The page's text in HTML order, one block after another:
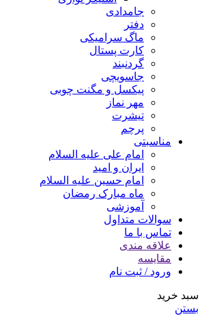
جامدادی
دفتر
ماگ سرامیکی
کارت پستال
گردنبند
جاسویچی
پیکسل و مگنت چوبی
مهر نماز
تیشرت
پرچم
مناسبتی
امام علی علیه السلام
ایران و امید
امام حسین علیه السلام
ماه مبارک رمضان
آموزشی
سوالات متداول
تماس با ما
علاقه مندی
مقایسه
ورود / ثبت نام
سبد خرید
بستن